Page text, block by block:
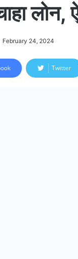
लोन,
February 24, 2024
Twitter